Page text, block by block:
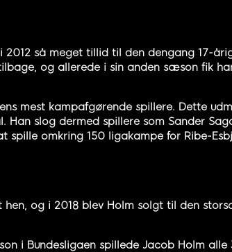
så meget tillid til den dengang 17-
og allerede i sin anden sæson fik
mest kampafgørende spillere. Dette
slog dermed spillere som Sander
spille omkring 150 ligakampe for Ribe-
og i 2018 blev Holm solgt til den
i Bundesligaen spillede Jacob Holm alle